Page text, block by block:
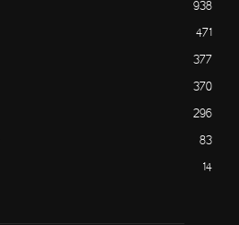
938
471
377
370
296
83
14